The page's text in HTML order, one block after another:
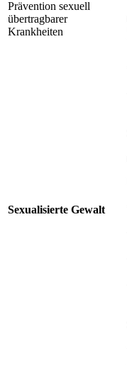
Prävention sexuell
übertragbarer
Krankheiten
Sexualisierte Gewalt